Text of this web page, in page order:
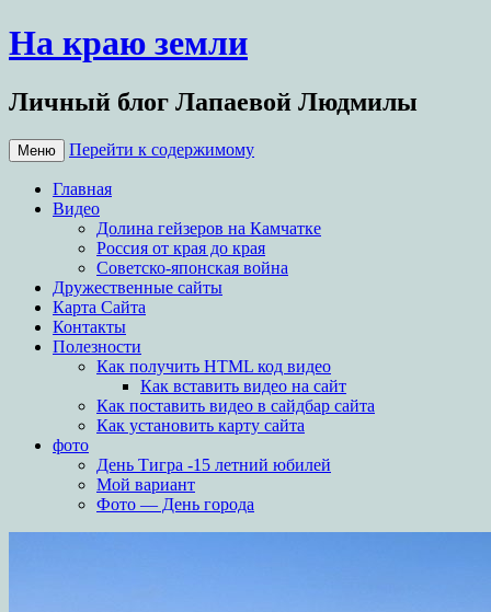
На краю земли
Личный блог Лапаевой Людмилы
Меню Перейти к содержимому
Главная
Видео
Долина гейзеров на Камчатке
Россия от края до края
Советско-японская война
Дружественные сайты
Карта Сайта
Контакты
Полезности
Как получить HTML код видео
Как вставить видео на сайт
Как поставить видео в сайдбар сайта
Как установить карту сайта
фото
День Тигра -15 летний юбилей
Мой вариант
Фото — День города